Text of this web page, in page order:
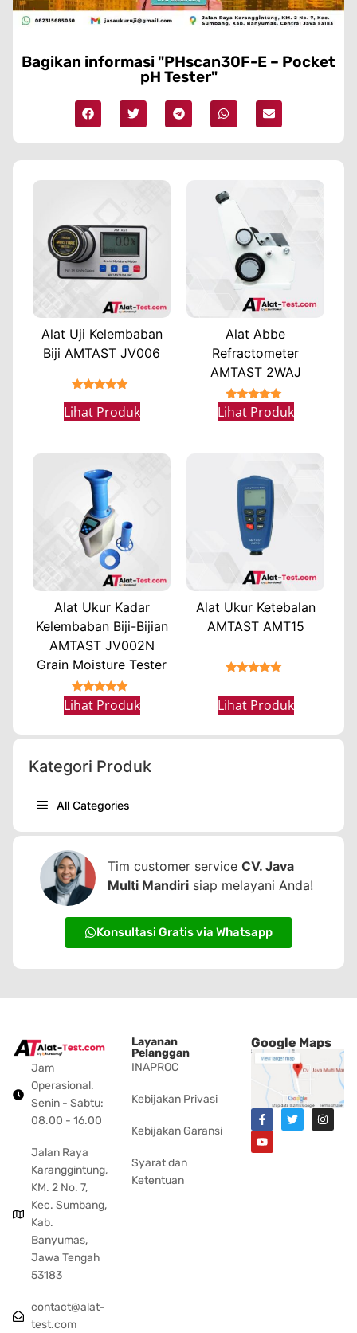
Bagikan informasi "PHscan30F-E – Pocket
pH Tester"
Alat Uji Kelembaban
Biji AMTAST JV006
Lihat Produk
Alat Abbe
Refractometer
AMTAST 2WAJ
★★★★★
Lihat Produk
Alat Ukur Kadar
Kelembaban Biji-Bijian
AMTAST JV002N
Grain Moisture Tester
★★★★★
Lihat Produk
Alat Ukur Ketebalan
AMTAST AMT15
Lihat Produk
Kategori Produk
All Categories
Tim customer service CV. Java
Multi Mandiri siap melayani Anda!
Konsultasi Gratis via Whatsapp
Jam
Operasional.
Senin - Sabtu:
08.00 - 16.00
Jalan Raya
Karanggintung,
KM. 2 No. 7,
Kec. Sumbang,
Kab.
Banyumas,
Jawa Tengah
53183
contact@alat-
test.com
Layanan
Pelanggan
INAPROC
Kebijakan Privasi
Kebijakan Garansi
Syarat dan
Ketentuan
Google Maps